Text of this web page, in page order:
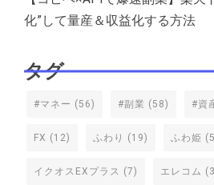
化”して量産＆収益化する方法
タグ
#マネー (56) #副業 (58) #資
FX (12) ふわり (19) ふわ姫
イクオスEXプラス (7) エレコム